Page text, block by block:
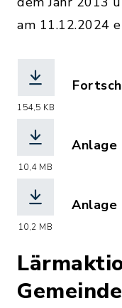
am 11.12.2024
154,5 KB
10,4 MB
Anlage
10,2 MB
Anlage